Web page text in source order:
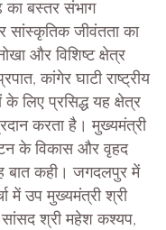
का बस्तर संभाग
सांस्कृतिक जीवंतता का
और विशिष्ट क्षेत्र
कांगेर घाटी राष्ट्रीय
लिए प्रसिद्ध यह क्षेत्र
करता है। मुख्यमंत्री
के विकास और वृहद
बात कही। जगदलपुर में
में उप मुख्यमंत्री श्री
सांसद श्री महेश कश्यप,